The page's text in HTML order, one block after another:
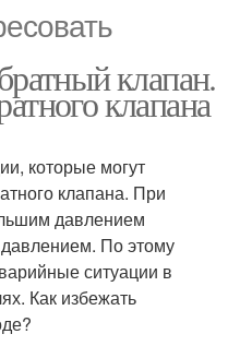
клапан.
клапана
которые могут
клапана. При
давлением
По этому
ситуации в
Как избежать